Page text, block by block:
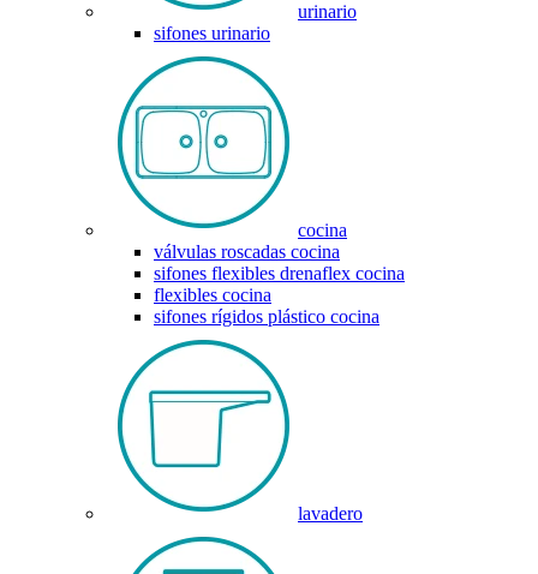
urinario
sifones urinario
cocina
válvulas roscadas cocina
sifones flexibles drenaflex cocina
flexibles cocina
sifones rígidos plástico cocina
lavadero